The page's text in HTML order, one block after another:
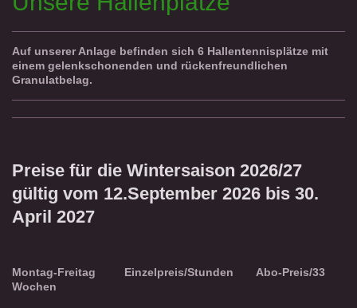
Auf unserer Anlage befinden sich 6 Hallentennisplätze mit
einem gelenkschonenden und rückenfreundlichen
Granulatbelag.
Preise für die Wintersaison 2026/27
gültig vom 12.September 2026 bis 30.
April 2027
Montag-Freitag Einzelpreis/Stunden
Abo-Preis/33
Wochen